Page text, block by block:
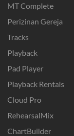
MT Complete
Perizinan Gereja
Tracks
Playback
Pad Player
Playback Rentals
Cloud Pro
RehearsalMix
ChartBuilder